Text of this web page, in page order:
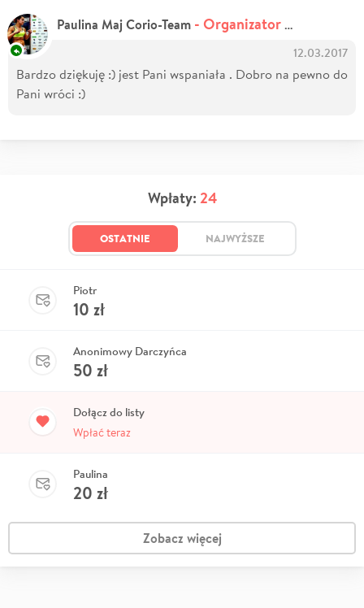
Paulina Maj Corio-Team - Organizator zbiórki
12.03.2017
Bardzo dziękuję :) jest Pani wspaniała . Dobro na pewno do
Pani wróci :)
Wpłaty: 24
OSTATNIE NAJWYŻSZE
Piotr
10 zł
Anonimowy Darczyńca
50 zł
Dołącz do listy
Wpłać teraz
Paulina
20 zł
Zobacz więcej